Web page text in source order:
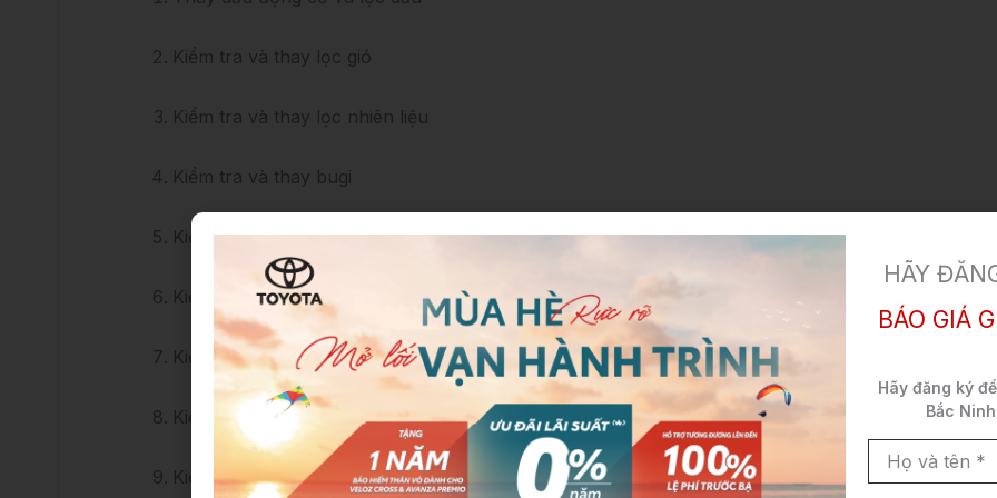
Kiểm tra và thay lọc gió
Kiểm tra và thay lọc nhiên liệu
Kiểm tra và thay bugi
Kiểm tra và thay nhớt hộp số
Kiểm tra và thay nhớt phanh
Kiểm tra và thay dây curoa
Kiểm tra và thay lọc điều hòa
Kiểm tra và thay lốp xe
HÃY
BÁO GIÁ
Hãy đăng ký
Bắc Ninh,